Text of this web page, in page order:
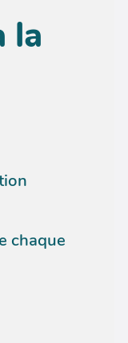
la
chaque